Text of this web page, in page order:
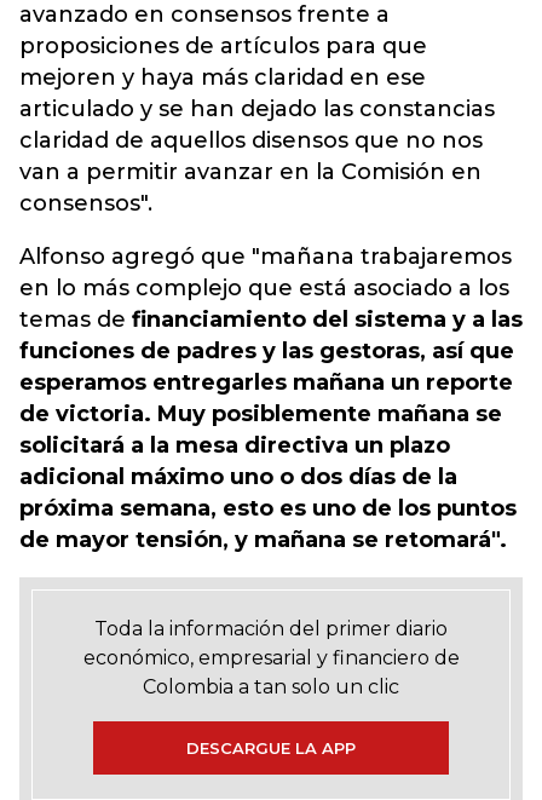
avanzado en consensos frente a
proposiciones de artículos para que
mejoren y haya más claridad en ese
articulado y se han dejado las constancias
claridad de aquellos disensos que no nos
van a permitir avanzar en la Comisión en
consensos".
Alfonso agregó que "mañana trabajaremos
en lo más complejo que está asociado a los
temas de financiamiento del sistema y a las
funciones de padres y las gestoras, así que
esperamos entregarles mañana un reporte
de victoria. Muy posiblemente mañana se
solicitará a la mesa directiva un plazo
adicional máximo uno o dos días de la
próxima semana, esto es uno de los puntos
de mayor tensión, y mañana se retomará".
Toda la información del primer diario
económico, empresarial y financiero de
Colombia a tan solo un clic
DESCARGUE LA APP